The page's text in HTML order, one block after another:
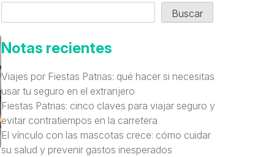
Buscar
Notas recientes
Viajes por Fiestas Patrias: qué hacer si necesitas
usar tu seguro en el extranjero
Fiestas Patrias: cinco claves para viajar seguro y
evitar contratiempos en la carretera
El vínculo con las mascotas crece: cómo cuidar
su salud y prevenir gastos inesperados